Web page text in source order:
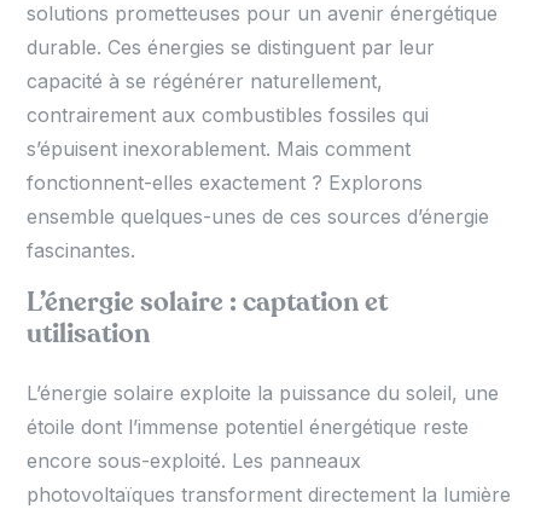
solutions prometteuses pour un avenir énergétique
durable. Ces énergies se distinguent par leur
capacité à se régénérer naturellement,
contrairement aux combustibles fossiles qui
s’épuisent inexorablement. Mais comment
fonctionnent-elles exactement ? Explorons
ensemble quelques-unes de ces sources d’énergie
fascinantes.
L’énergie solaire : captation et
utilisation
L’énergie solaire exploite la puissance du soleil, une
étoile dont l’immense potentiel énergétique reste
encore sous-exploité. Les panneaux
photovoltaïques transforment directement la lumière